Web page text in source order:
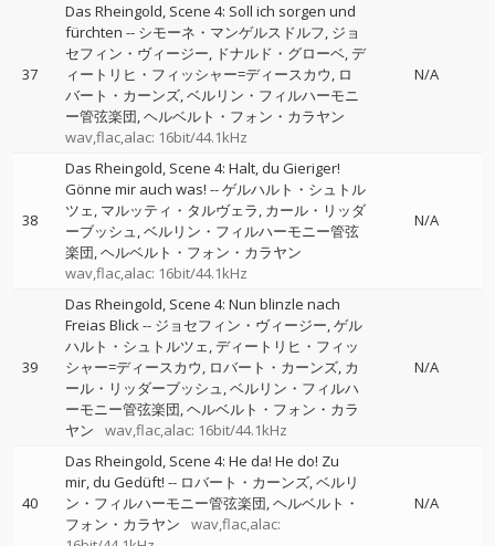
37
Das Rheingold, Scene 4: Soll ich sorgen und
fürchten -- シモーネ・マンゲルスドルフ ジョ
セフィン・ヴィージー
ドナルド・グローベ デ
ィートリヒ・フィッシャー=ディースカウ ロ
バート・カーンズ ベルリン・フィルハーモニ
ー管弦楽団 ヘルベルト・フォン・カラヤン
wav,flac,alac: 16bit/44.1kHz
N/A
38
Das Rheingold, Scene 4: Halt, du Gieriger!
Gönne mir auch was! --ゲルハルト・シュトル
ツェ マルッティ・タルヴェラ カール・リッダ
ーブッシュ ベルリン・フィルハーモニー管弦
楽団 ヘルベルト・フォン・カラヤン
wav,flac,alac: 16bit/44.1kHz
N/A
39
Das Rheingold, Scene 4: Nun blinzle nach
Freias Blick-- ジョセフィン・ヴィージー ゲル
ハルト・シュトルツェ ディートリヒ・フィッ
シャー=ディースカウ ロバート・カーンズ カ
ール・リッダーブッシュ ベルリン・フィルハ
ーモニー管弦楽団 ヘルベルト・フォン・カラ
ヤン
wav,flac,alac: 16bit/44.1kHz
N/A
40
Das Rheingold, Scene 4: He da! He do! Zu
mir, du Gedüft! -- ロバート・カーンズ ベルリ
ン・フィルハーモニー管弦楽団 ヘルベルト・
フォン・カラヤン
wav,flac,alac:
N/A